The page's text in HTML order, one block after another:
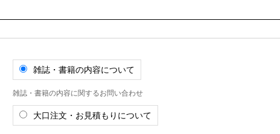
雑誌・書籍の内容について
雑誌・書籍の内容に関するお問い合わせ
大口注文・お見積もりについて